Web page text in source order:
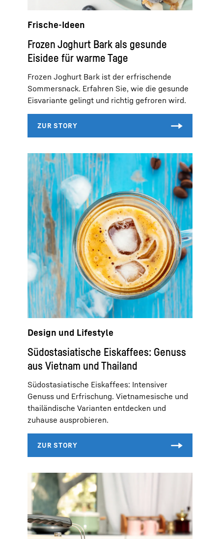
Frische-Ideen
Frozen Joghurt Bark als gesunde
Eisidee für warme Tage
Frozen Joghurt Bark ist der erfrischende
Sommersnack. Erfahren Sie, wie die gesunde
Eisvariante gelingt und richtig gefroren wird.
Design und Lifestyle
Südostasiatische Eiskaffees: Genuss
aus Vietnam und Thailand
Südostasiatische Eiskaffees: Intensiver
Genuss und Erfrischung. Vietnamesische und
thailändische Varianten entdecken und
zuhause ausprobieren.